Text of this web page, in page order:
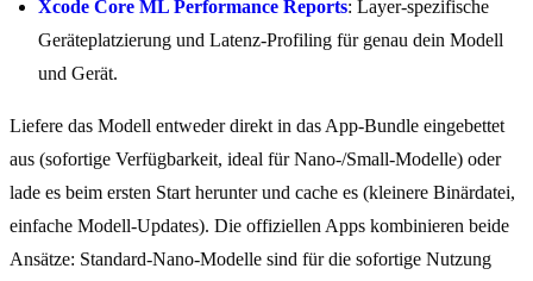
Xcode Core ML Performance Reports: Layer-spezifische
Geräteplatzierung und Latenz-Profiling für genau dein Modell
und Gerät.
Liefere das Modell entweder direkt in das App-Bundle eingebettet
aus (sofortige Verfügbarkeit, ideal für Nano-/Small-Modelle) oder
lade es beim ersten Start herunter und cache es (kleinere Binärdatei,
einfache Modell-Updates). Die offiziellen Apps kombinieren beide
Ansätze: Standard-Nano-Modelle sind für die sofortige Nutzung